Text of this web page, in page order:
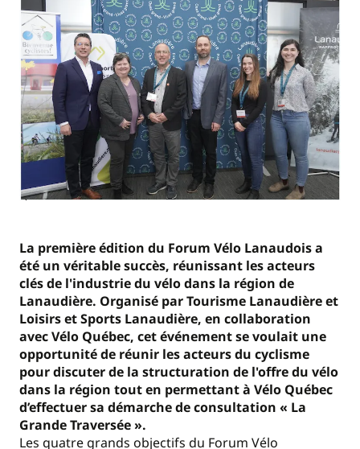
La première édition du Forum Vélo Lanaudois a
été un véritable succès, réunissant les acteurs
clés de l'industrie du vélo dans la région de
Lanaudière. Organisé par Tourisme Lanaudière et
Loisirs et Sports Lanaudière, en collaboration
avec Vélo Québec, cet événement se voulait une
opportunité de réunir les acteurs du cyclisme
pour discuter de la structuration de l'offre du vélo
dans la région tout en permettant à Vélo Québec
d’effectuer sa démarche de consultation « La
Grande Traversée ».
Les quatre grands objectifs du Forum Vélo